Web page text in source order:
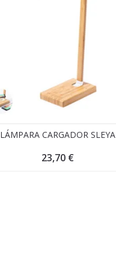
LÁMPARA CARGADOR SLEYA
23,70 €